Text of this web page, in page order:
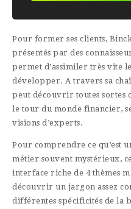
Pour former ses clients,
présentés par des
permet d’assimiler très vite
développer. A travers sa
peut découvrir toutes sortes
le tour du monde financier,
visions d’experts.
Pour comprendre ce qu’est
métier souvent mystérieux,
interface riche de 4 thèmes
découvrir un jargon assez
différentes spécificités de la